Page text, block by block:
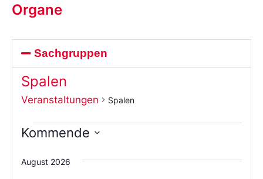
Organe
Sachgruppen
Spalen
Veranstaltungen Spalen
Kommende
Sie
das
August 2026